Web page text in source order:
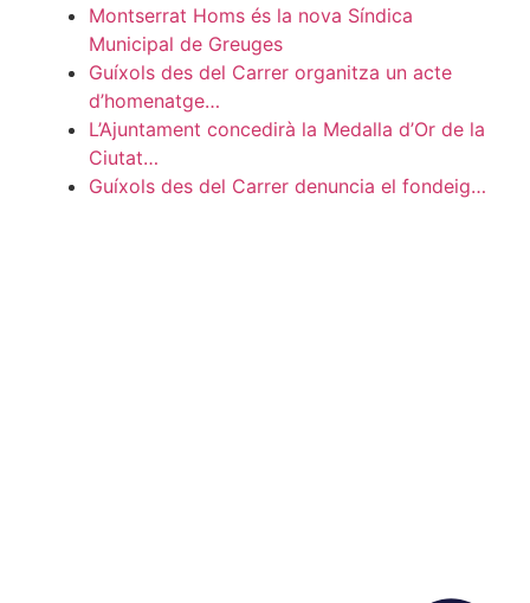
Montserrat Homs és la nova Síndica
Municipal de Greuges
Guíxols des del Carrer organitza un acte
d’homenatge…
L’Ajuntament concedirà la Medalla d’Or de la
Ciutat…
Guíxols des del Carrer denuncia el fondeig…